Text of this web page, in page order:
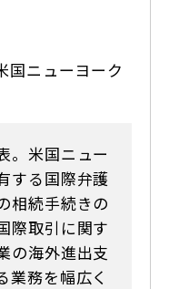
国ニューヨーク
。米国ニュー
する国際弁護
相続手続きの
際取引に関す
の海外進出支
業務を幅広く